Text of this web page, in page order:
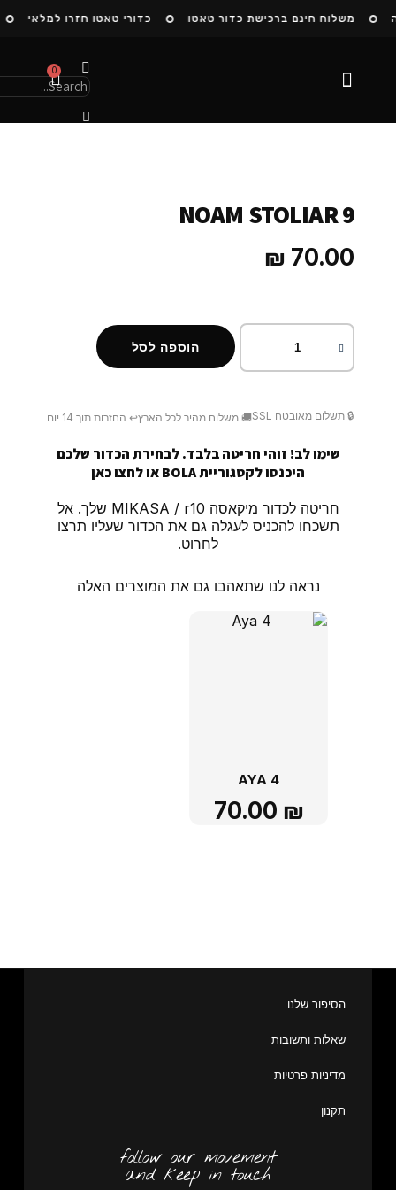
משלוח חינם ברכישת כדור טאטו כדורי טאטו חזרו למלאי
0
NOAM STOLIAR 9
70.00
₪
הוספה לסל
🔒 תשלום מאובטח SSL 🚚 משלוח מהיר לכל הארץ↩️ החזרות תוך 14 יום
שימו לב! זוהי חריטה בלבד. לבחירת הכדור שלכם
היכנסו לקטגוריית BOLA או
לחצו כאן
חריטה לכדור מיקאסה MIKASA / r10 שלך.
אל
תשכחו להכניס לעגלה גם את הכדור שעליו תרצו
לחרוט.
נראה לנו שתאהבו גם את המוצרים האלה
AYA 4
70.00 ₪
הסיפור שלנו
שאלות ותשובות
מדיניות פרטיות
תקנון
follow our movement
and keep in touch